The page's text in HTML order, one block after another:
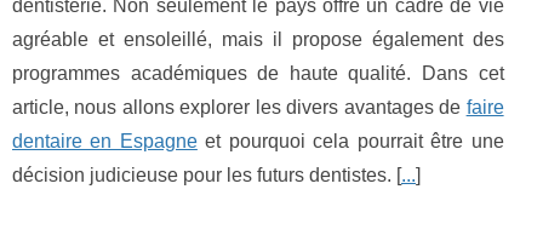
dentisterie. Non seulement le pays offre un cadre de vie
agréable et ensoleillé, mais il propose également des
programmes académiques de haute qualité. Dans cet
article, nous allons explorer les divers avantages de faire
dentaire en Espagneet pourquoi cela pourrait être une
décision judicieuse pour les futurs dentistes. [...]